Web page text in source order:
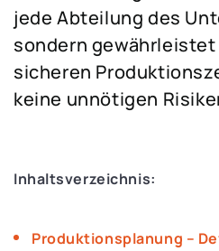
jede Abteilung des
sondern
sicheren
keine unnötigen
Inhaltsverzeichnis:
Produktionsplanung –